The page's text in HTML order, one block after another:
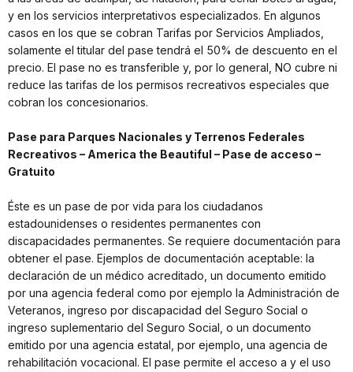
y en los servicios interpretativos especializados. En algunos
casos en los que se cobran Tarifas por Servicios Ampliados,
solamente el titular del pase tendrá el 50% de descuento en el
precio. El pase no es transferible y, por lo general, NO cubre ni
reduce las tarifas de los permisos recreativos especiales que
cobran los concesionarios.
Pase para Parques Nacionales y Terrenos Federales
Recreativos – America the Beautiful – Pase de acceso –
Gratuito
Éste es un pase de por vida para los ciudadanos
estadounidenses o residentes permanentes con
discapacidades permanentes. Se requiere documentación para
obtener el pase. Ejemplos de documentación aceptable: la
declaración de un médico acreditado, un documento emitido
por una agencia federal como por ejemplo la Administración de
Veteranos, ingreso por discapacidad del Seguro Social o
ingreso suplementario del Seguro Social, o un documento
emitido por una agencia estatal, por ejemplo, una agencia de
rehabilitación vocacional. El pase permite el acceso a y el uso